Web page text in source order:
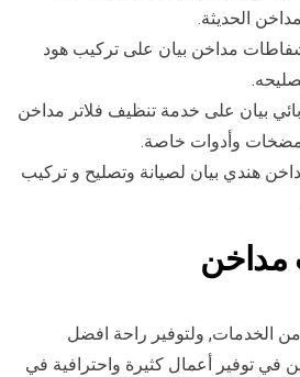
الحديثة.
مداخن بيان على تركيب هود
بيان على خدمة تنظيف فلاتر مداخن
وأدوات خاصة.
هندي بيان لصيانة وتصليح و تركيب
مداخن
الخدمات, ولتوفير راحة افضل
في توفير أعمال كثيرة واحترافية في